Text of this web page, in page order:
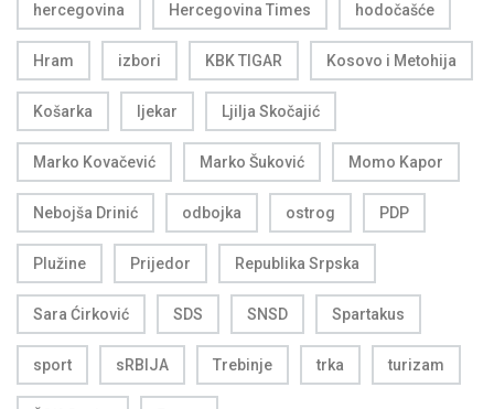
hercegovina Hercegovina Times hodočašće
Hram izbori KBK TIGAR Kosovo i Metohija
Košarka ljekar Ljilja Skočajić
Marko Kovačević Marko Šuković Momo Kapor
Nebojša Drinić odbojka ostrog PDP
Plužine Prijedor Republika Srpska
Sara Ćirković SDS SNSD Spartakus
sport sRBIJA Trebinje trka turizam